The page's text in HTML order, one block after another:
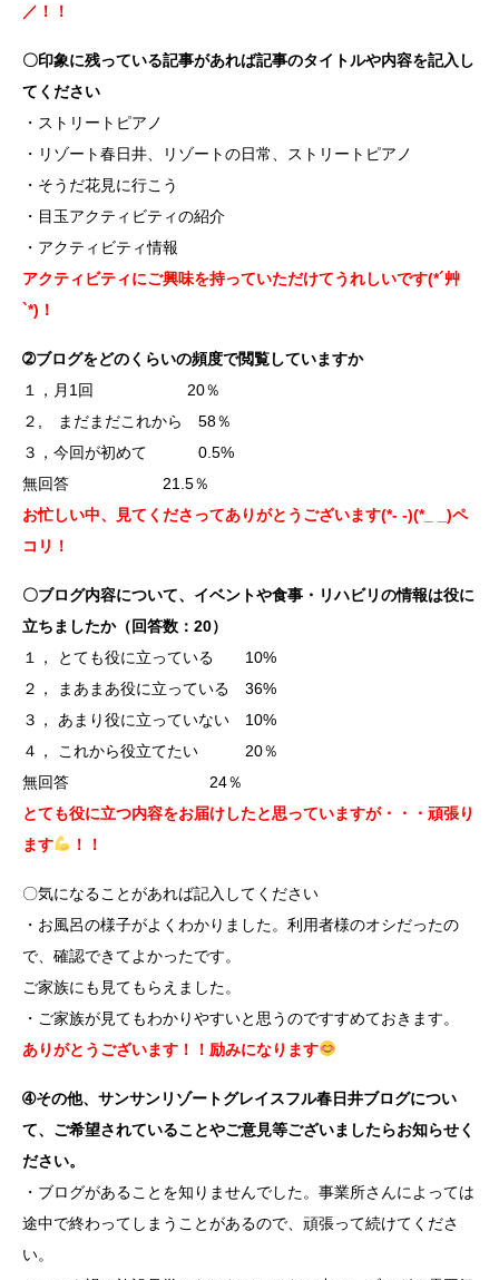
／！！
〇印象に残っている記事があれば記事のタイトルや内容を記入し
てください
・ストリートピアノ
・リゾート春日井、リゾートの日常、ストリートピアノ
・そうだ花見に行こう
・目玉アクティビティの紹介
・アクティビティ情報
アクティビティにご興味を持っていただけてうれしいです(*´艸
`*)！
➁ブログをどのくらいの頻度で閲覧していますか
１，月1回 20％
２, まだまだこれから 58％
３，今回が初めて 0.5%
無回答 21.5％
お忙しい中、見てくださってありがとうございます(*- -)(*_ _)ペ
コリ！
〇ブログ内容について、イベントや食事・リハビリの情報は役に
立ちましたか（回答数：20）
１， とても役に立っている 10%
２， まあまあ役に立っている 36%
３， あまり役に立っていない 10%
４， これから役立てたい 20％
無回答 24％
とても役に立つ内容をお届けしたと思っていますが・・・頑張り
ます
！！
〇気になることがあれば記入してください
・お風呂の様子がよくわかりました。利用者様のオシだったの
で、確認できてよかったです。
ご家族にも見てもらえました。
・ご家族が見てもわかりやすいと思うのですすめておきます。
ありがとうございます！！励みになります
➃その他、サンサンリゾートグレイスフル春日井ブログについ
て、ご希望されていることやご意見等ございましたらお知らせく
ださい。
・ブログがあることを知りませんでした。事業所さんによっては
途中で終わってしまうことがあるので、頑張って続けてくださ
い。